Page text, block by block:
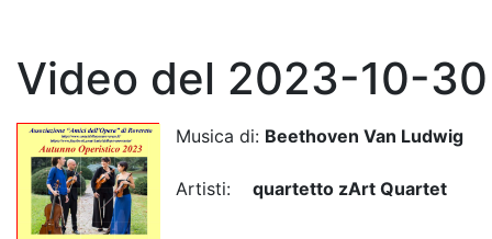
Video del 2023-10-30
Musica di: Beethoven Van Ludwig
Artisti: quartetto zArt Quartet